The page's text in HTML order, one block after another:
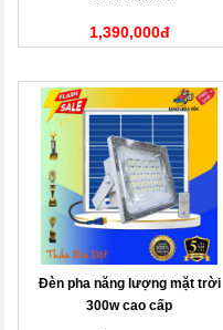
1,390,000đ
Đèn pha năng lượng mặt trời
300w cao cấp